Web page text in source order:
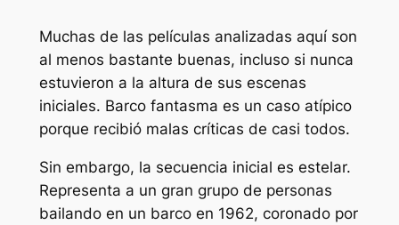
Muchas de las películas analizadas aquí son
al menos bastante buenas, incluso si nunca
estuvieron a la altura de sus escenas
iniciales. Barco fantasma es un caso atípico
porque recibió malas críticas de casi todos.
Sin embargo, la secuencia inicial es estelar.
Representa a un gran grupo de personas
bailando en un barco en 1962, coronado por